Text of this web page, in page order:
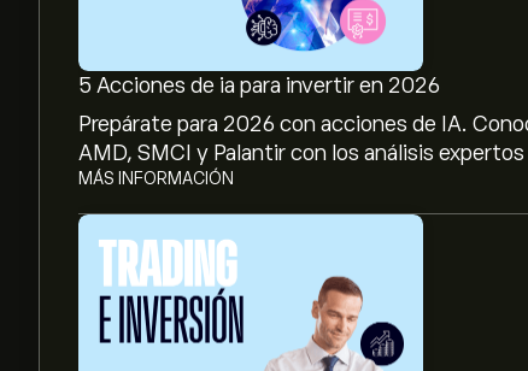
5 Acciones de ia para invertir en 2026
Prepárate para 2026 con acciones de IA.
AMD, SMCI y Palantir con los análisis expertos
MÁS INFORMACIÓN
El precio actual de las acciones de GOOG es